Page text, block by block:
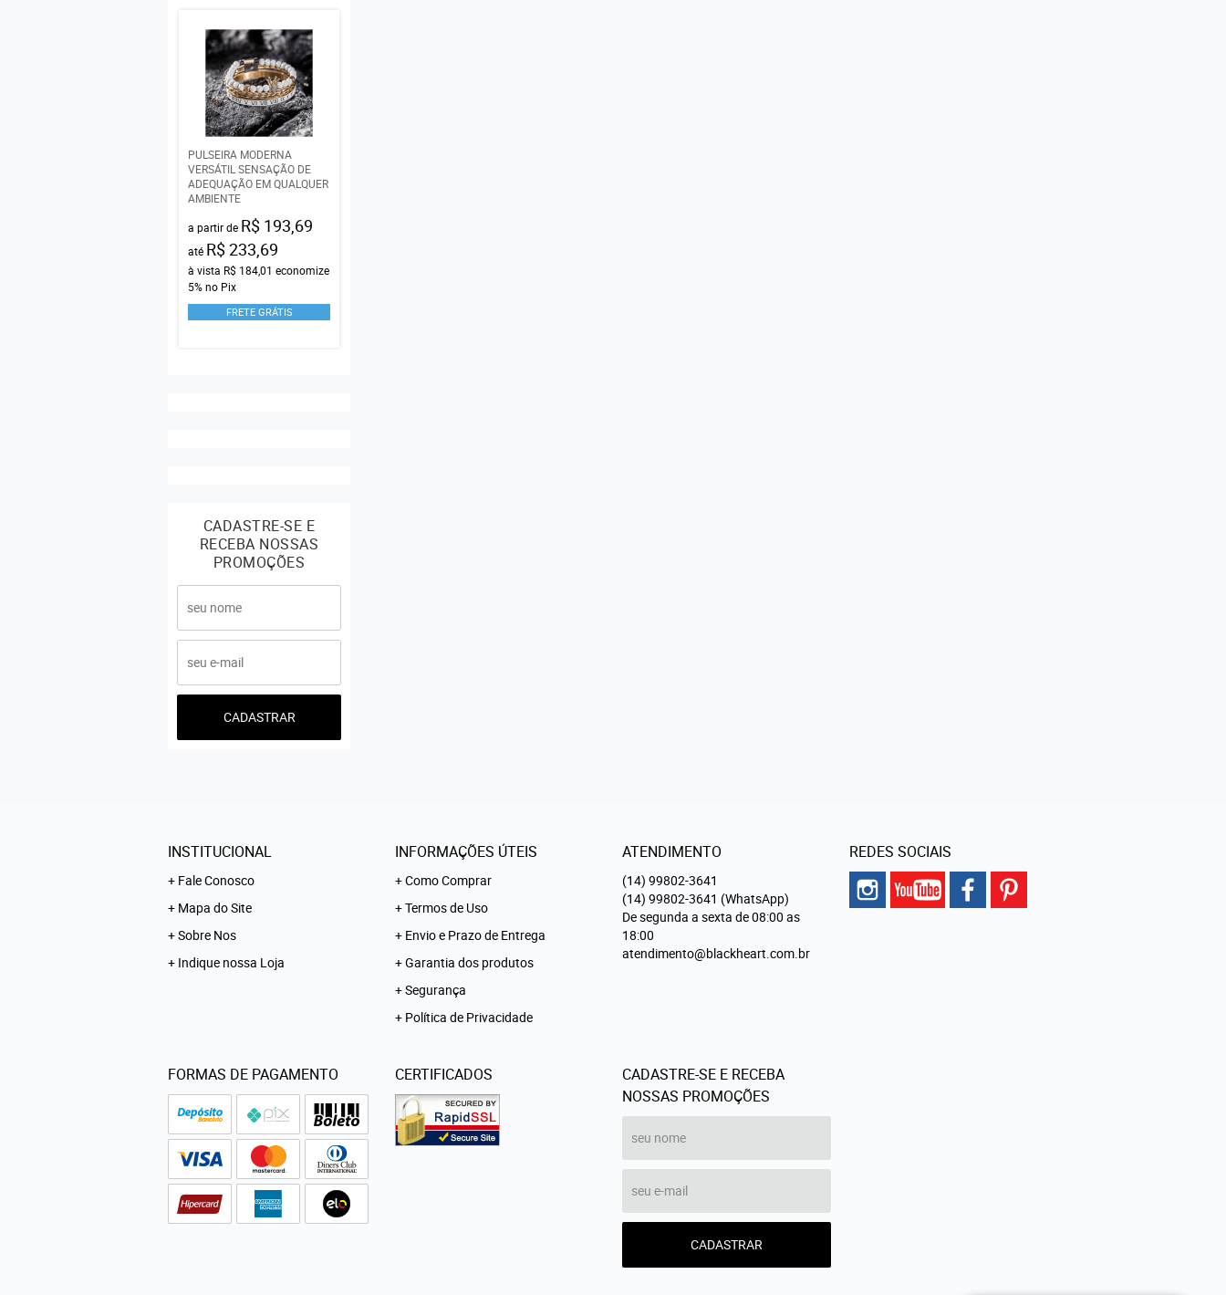
PULSEIRA MODERNA
VERSÁTIL SENSAÇÃO DE
ADEQUAÇÃO EM QUALQUER
AMBIENTE
a partir de R$ 193,69
até R$ 233,69
à vista R$ 184,01 economize
5% no Pix
FRETE GRÁTIS
CADASTRE-SE E
RECEBA NOSSAS
PROMOÇÕES
CADASTRAR
INSTITUCIONAL
Fale Conosco
Mapa do Site
Sobre Nos
Indique nossa Loja
INFORMAÇÕES ÚTEIS
Como Comprar
Termos de Uso
Envio e Prazo de Entrega
Garantia dos produtos
Segurança
Política de Privacidade
ATENDIMENTO
(14) 99802-3641
(14) 99802-3641 (WhatsApp)
De segunda a sexta de 08:00 as
18:00
atendimento@blackheart.com.br
REDES SOCIAIS
FORMAS DE PAGAMENTO CERTIFICADOS
CADASTRE-SE E RECEBA
NOSSAS PROMOÇÕES
CADASTRAR